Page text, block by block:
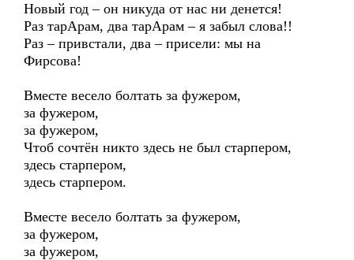
Новый год – он никуда от нас ни денется!
Раз тарАрам, два тарАрам – я забыл слова!!
Раз – привстали, два – присели: мы на
Фирсова!
Вместе весело болтать за фужером,
за фужером,
за фужером,
Чтоб сочтён никто здесь не был старпером,
здесь старпером,
здесь старпером.
Вместе весело болтать за фужером,
за фужером,
за фужером,